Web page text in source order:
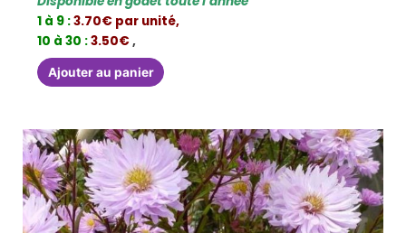
1 à 9 :3.70€ par unité,
10 à 30 :3.50€,
Ajouter au panier